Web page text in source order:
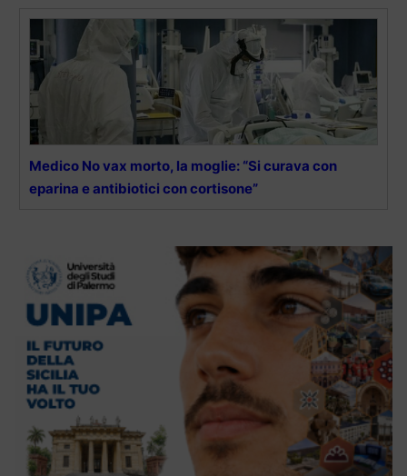
Medico No vax morto, la moglie: “Si curava con
eparina e antibiotici con cortisone”